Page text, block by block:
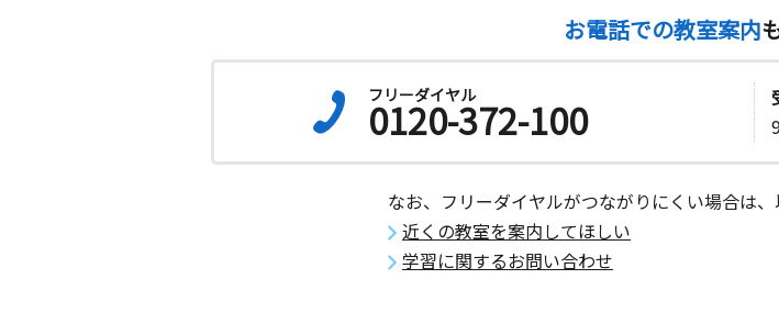
桜木町教室
火 水 木 金 土
3歳～高校生
石川県小松市桜木町６７ 桜木町公民館
お電話での教室案内
フリーダイヤル
0120-372-100
なお、フリーダイヤルがつながりにくい場合は
近くの教室を案内してほしい
学習に関するお問い合わせ